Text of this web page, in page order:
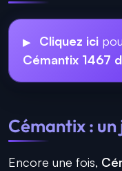
Cliquez ici
Cémantix 1467
Cémantix :
Encore une fois,